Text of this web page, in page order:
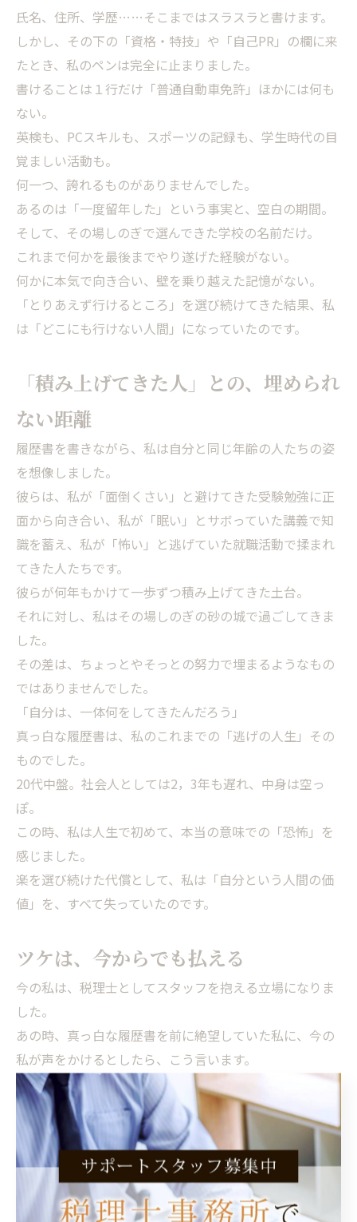
氏名、住所、学歴……そこまではスラスラと書けます。
しかし、その下の「資格・特技」や「自己PR」の欄に来
たとき、私のペンは完全に止まりました。
書けることは１行だけ「普通自動車免許」ほかには何も
ない。
英検も、PCスキルも、スポーツの記録も、学生時代の目
覚ましい活動も。
何一つ、誇れるものがありませんでした。
あるのは「一度留年した」という事実と、空白の期間。
そして、その場しのぎで選んできた学校の名前だけ。
これまで何かを最後までやり遂げた経験がない。
何かに本気で向き合い、壁を乗り越えた記憶がない。
「とりあえず行けるところ」を選び続けてきた結果、私
は「どこにも行けない人間」になっていたのです。
「積み上げてきた人」との、埋められ
ない距離
履歴書を書きながら、私は自分と同じ年齢の人たちの姿
を想像しました。
彼らは、私が「面倒くさい」と避けてきた受験勉強に正
面から向き合い、私が「眠い」とサボっていた講義で知
識を蓄え、私が「怖い」と逃げていた就職活動で揉まれ
てきた人たちです。
彼らが何年もかけて一歩ずつ積み上げてきた土台。
それに対し、私はその場しのぎの砂の城で過ごしてきま
した。
その差は、ちょっとやそっとの努力で埋まるようなもの
ではありませんでした。
「自分は、一体何をしてきたんだろう」
真っ白な履歴書は、私のこれまでの「逃げの人生」その
ものでした。
20代中盤。社会人としては2，3年も遅れ、中身は空っ
ぽ。
この時、私は人生で初めて、本当の意味での「恐怖」を
感じました。
楽を選び続けた代償として、私は「自分という人間の価
値」を、すべて失っていたのです。
ツケは、今からでも払える
今の私は、税理士としてスタッフを抱える立場になりま
した。
あの時、真っ白な履歴書を前に絶望していた私に、今の
私が声をかけるとしたら、こう言います。
「その絶望を、忘れるな。それが、お前がここから積み
上げるための『原動力』になるから」
私は、そこから日商簿記の勉強を始め、会計業界の門を
叩きました。
25歳での再出発。遅すぎる、惨めだ、自分には無理だ。
そう思う夜は何度もありました。